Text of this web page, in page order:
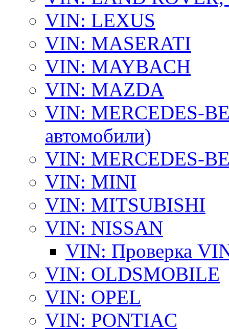
VIN: LEXUS
VIN: MASERATI
VIN: MAYBACH
VIN: MAZDA
VIN: MERCEDES-
автомобили)
VIN: MERCEDES-
VIN: MINI
VIN: MITSUBISHI
VIN: NISSAN
VIN: Проверка
VIN: OLDSMOBILE
VIN: OPEL
VIN: PONTIAC